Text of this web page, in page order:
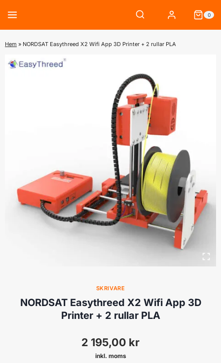
content
0
Hem » NORDSAT Easythreed X2 Wifi App 3D Printer + 2 rullar PLA
SKRIVARE
NORDSAT Easythreed X2 Wifi App 3D
Printer + 2 rullar PLA
2 195,00 kr
inkl. moms